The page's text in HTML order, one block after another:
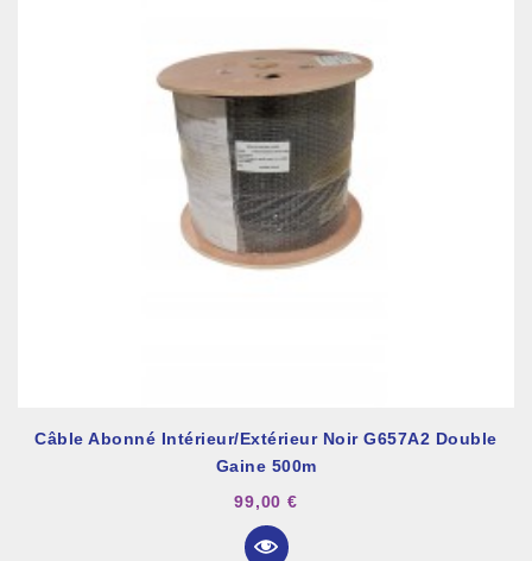
Câble Abonné Intérieur/extérieur Noir G657A2 Double
Gaine 500m
99,00 €